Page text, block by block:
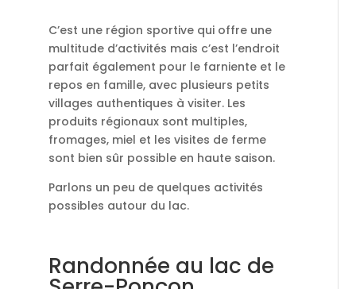
C’est une région sportive qui offre une
multitude d’activités mais c’est l’endroit
parfait également pour le farniente et le
repos en famille, avec plusieurs petits
villages authentiques à visiter. Les
produits régionaux sont multiples,
fromages, miel et les visites de ferme
sont bien sûr possible en haute saison.
Parlons un peu de quelques activités
possibles autour du lac.
Randonnée au lac de